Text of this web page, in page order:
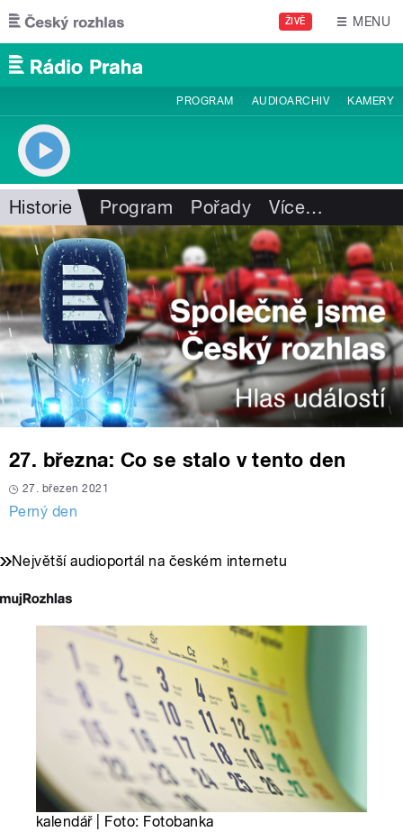
Přejít k hlavnímu obsahu
ŽIVĚ MENU
PROGRAM AUDIOARCHIV KAMERY
Historie Program Pořady Více…
27. března: Co se stalo v tento den
27. březen 2021
Perný den
Největší audioportál na českém internetu
kalendář | Foto: Fotobanka